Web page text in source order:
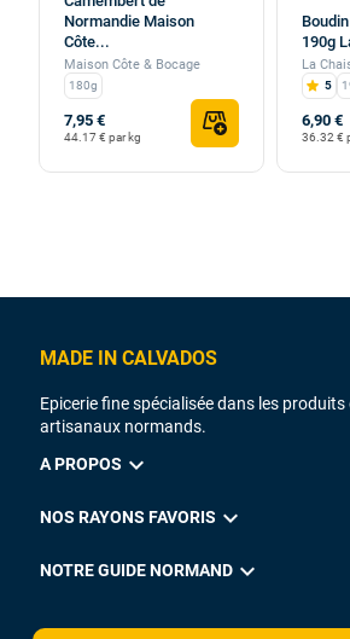
Normandie Maison
Côte...
Maison Côte & Bocage
180g
7,95 €
44.17 € par kg
190g
La
5
6,90 €
36.32 €
MADE IN CALVADOS
Epicerie fine spécialisée dans les
artisanaux normands.
A PROPOS expand_more
NOS RAYONS FAVORIS expand_more
NOTRE GUIDE NORMAND expand_more